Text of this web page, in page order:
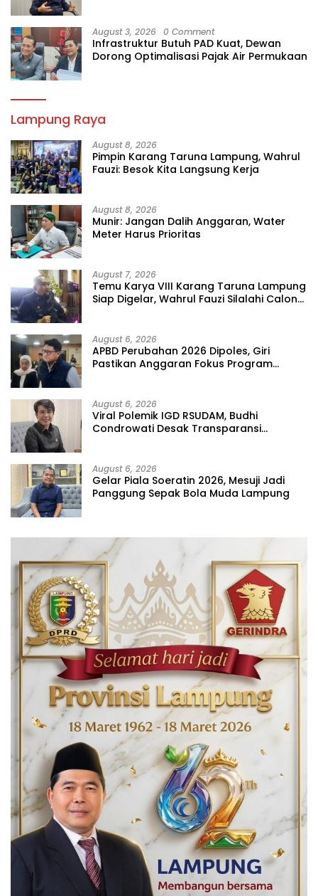
August 3, 2026 0 Comment
Infrastruktur Butuh PAD Kuat, Dewan
Dorong Optimalisasi Pajak Air Permukaan
Lampung Raya
August 8, 2026
Pimpin Karang Taruna Lampung, Wahrul
Fauzi: Besok Kita Langsung Kerja
August 8, 2026
Munir: Jangan Dalih Anggaran, Water
Meter Harus Prioritas
August 7, 2026
Temu Karya VIII Karang Taruna Lampung
Siap Digelar, Wahrul Fauzi Silalahi Calon
August 6, 2026
APBD Perubahan 2026 Dipoles, Giri
Pastikan Anggaran Fokus Program
August 6, 2026
Viral Polemik IGD RSUDAM, Budhi
Condrowati Desak Transparansi
August 6, 2026
Gelar Piala Soeratin 2026, Mesuji Jadi
Panggung Sepak Bola Muda Lampung